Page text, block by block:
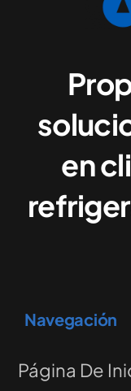
en
Navegación
Página De